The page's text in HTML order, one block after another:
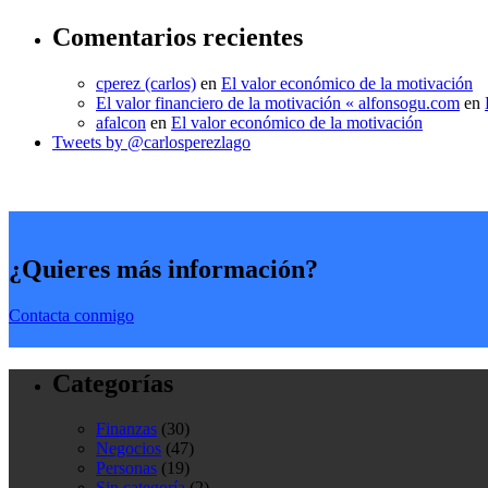
Comentarios recientes
cperez (carlos) en El valor económico de la motivación
El valor financiero de la motivación « alfonsogu.com en
afalcon en El valor económico de la motivación
Tweets by @carlosperezlago
¿Quieres más información?
Contacta conmigo
Categorías
Finanzas (30)
Negocios (47)
Personas (19)